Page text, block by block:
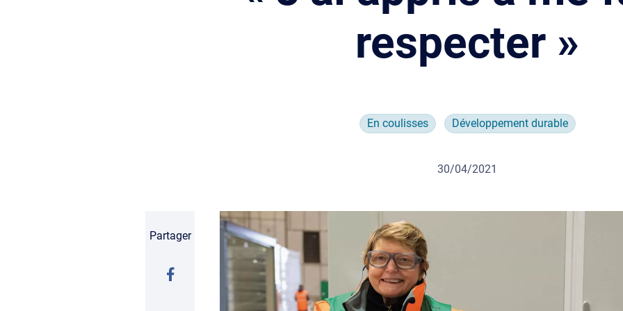
respecter »
En coulisses Développement durable
30/04/2021
Partager